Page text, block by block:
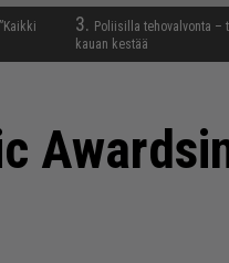
3. Poliisilla tehovalvonta –
kauan kestää